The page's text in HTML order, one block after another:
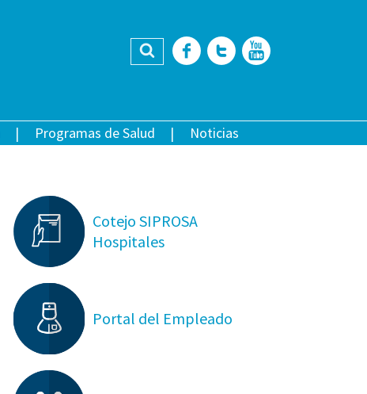
Buscar Facebook
Twitter
Programas de Salud Noticias
Cotejo SIPROSA
Hospitales
Portal del Empleado